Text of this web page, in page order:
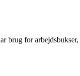
brug for